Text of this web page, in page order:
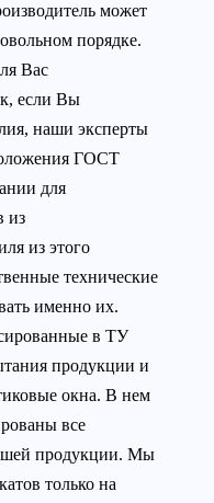
может
порядке.
Вас
если Вы
наши эксперты
ГОСТ
для
из
из этого
технические
именно их.
в ТУ
продукции и
окна. В нем
все
продукции. Мы
только на